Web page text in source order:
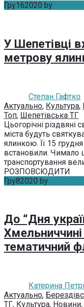
Гру162020 by
У Шепетівці
метрову
Степан Гафтко
Актуально, Культура,
Топ, Шепетівська ТГ
Цьогорічні різдвяні
міста будуть
ялинкою. Її 15
встановили. Чимало
транспортування
РОЗПОВСЮДИТИ
Гру82020 by
До “Дня
Хмельниччині
тематичний
Катерина
Актуально,
ТГ, Культура, Новини,